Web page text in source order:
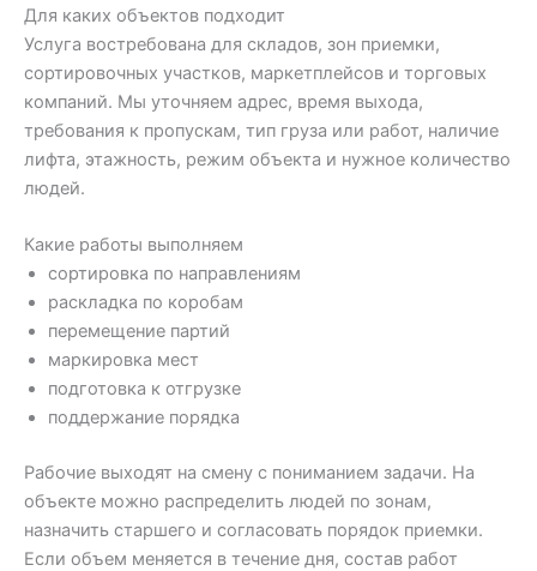
Для каких объектов подходит
Услуга востребована для складов, зон приемки,
сортировочных участков, маркетплейсов и торговых
компаний. Мы уточняем адрес, время выхода,
требования к пропускам, тип груза или работ, наличие
лифта, этажность, режим объекта и нужное количество
людей.
Какие работы выполняем
сортировка по направлениям
раскладка по коробам
перемещение партий
маркировка мест
подготовка к отгрузке
поддержание порядка
Рабочие выходят на смену с пониманием задачи. На
объекте можно распределить людей по зонам,
назначить старшего и согласовать порядок приемки.
Если объем меняется в течение дня, состав работ